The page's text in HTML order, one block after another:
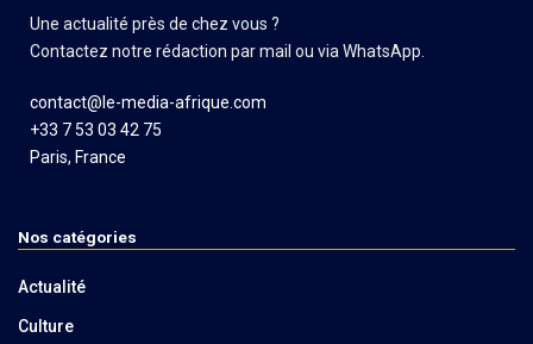
Une actualité près de chez vous ?
Contactez notre rédaction par mail ou via WhatsApp.
contact@le-media-afrique.com
+33 7 53 03 42 75
Paris, France
Nos catégories
Actualité
Culture